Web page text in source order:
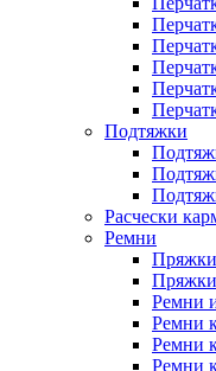
Подтяжки
Расчески
Ремни
Пряжки
Ремни
Ремни
Ремни
Ремни